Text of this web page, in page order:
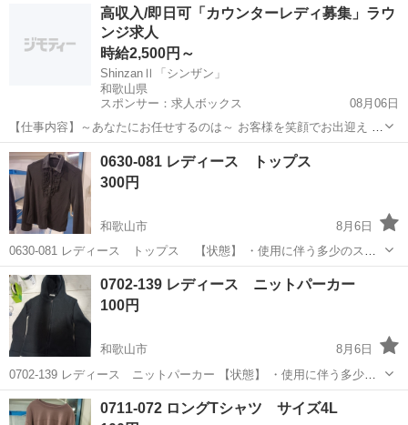
は現地でご確認ください ・お値引きは出来かねますのでご了承願いま
和歌山市 ジャケット 現地
高収入/即日可「カウンターレディ募集」ラウ
ンジ求人
時給2,500円～
ShinzanⅡ「シンザン」
和歌山県
スポンサー：求人ボックス
08月06日
【仕事内容】～あなたにお任せするのは～ お客様を笑顔でお出迎え ド
リンクを作ってご提供 ワイワイお話を盛り上げる 最後も笑顔でお見送
り 「ShinzanII「シンザン」」でのお仕事に、これ以上難しいことはあ
りません! どなたでもす...
アルバイト・パート
0630-081 レディース トップス
300円
和歌山市
8月6日
0630-081 レディース トップス 【状態】 ・使用に伴う多少のス
レ、キズ、落としきれない汚れなどございます ・詳細は現地でご確認
ください ・お値引きは出来かねますのでご了承願います ※中古品のた
め、...
和歌山 和歌山市 ブラウス
0702-139 レディース ニットパーカー
100円
和歌山市
8月6日
0702-139 レディース ニットパーカー 【状態】 ・使用に伴う多少の
スレ、キズ、落としきれない汚れなどございます ・詳細は現地でご確
認ください ・お値引きは出来かねますのでご了承願います ※中古品の
和歌山 和歌山市 現地
0711-072 ロングTシャツ サイズ4L